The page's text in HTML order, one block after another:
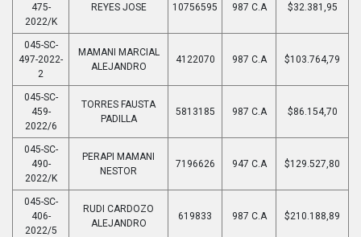
475-
2022/K
REYES JOSE 10756595 987 C.A $32.381,95
045-SC-
497-2022-
2
MAMANI MARCIAL
ALEJANDRO
4122070 987 C.A $103.764,79
045-SC-
459-
2022/6
TORRES FAUSTA
PADILLA
5813185 987 C.A $86.154,70
045-SC-
490-
2022/K
PERAPI MAMANI
NESTOR
7196626 947 C.A $129.527,80
045-SC-
406-
2022/5
RUDI CARDOZO
ALEJANDRO
619833 987 C.A $210.188,89